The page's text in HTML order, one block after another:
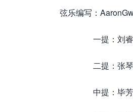
弦乐编写：
一提：刘睿
二提：张琴
中提：毕芳